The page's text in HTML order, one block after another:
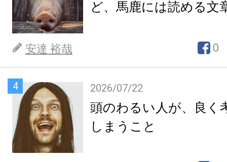
ど、馬鹿には読める文
安達 裕哉 0
4 2026/07/22
頭のわるい人が、良く
しまうこと